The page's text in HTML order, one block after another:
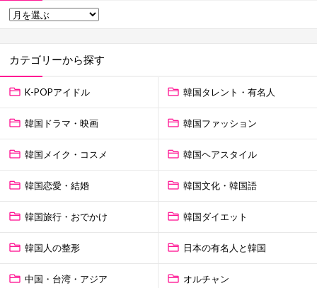
カテゴリーから探す
K-POPアイドル 韓国タレント・有名人
韓国ドラマ・映画 韓国ファッション
韓国メイク・コスメ 韓国ヘアスタイル
韓国恋愛・結婚 韓国文化・韓国語
韓国旅行・おでかけ 韓国ダイエット
韓国人の整形 日本の有名人と韓国
中国・台湾・アジア オルチャン